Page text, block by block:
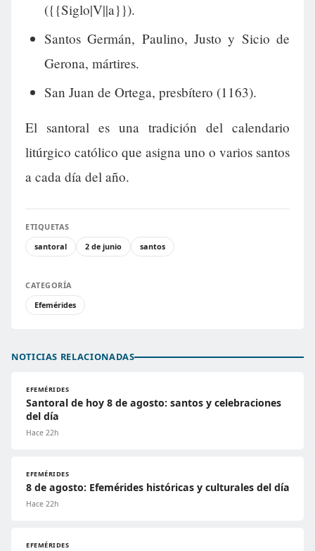
({{Siglo|V||a}}).
Santos Germán, Paulino, Justo y Sicio de
Gerona, mártires.
San Juan de Ortega, presbítero (1163).
El santoral es una tradición del calendario
litúrgico católico que asigna uno o varios santos
a cada día del año.
ETIQUETAS
santoral
2 de junio santos
CATEGORÍA
Efemérides
NOTICIAS RELACIONADAS
EFEMÉRIDES
Santoral de hoy 8 de agosto: santos y celebraciones
del día
Hace 22h
EFEMÉRIDES
8 de agosto: Efemérides históricas y culturales del día
Hace 22h
EFEMÉRIDES